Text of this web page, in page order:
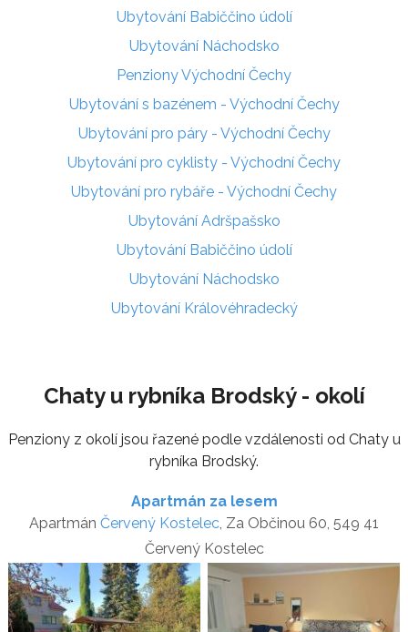
Ubytování Babiččino údolí
Ubytování Náchodsko
Penziony Východní Čechy
Ubytování s bazénem - Východní Čechy
Ubytování pro páry - Východní Čechy
Ubytování pro cyklisty - Východní Čechy
Ubytování pro rybáře - Východní Čechy
Ubytování Adršpašsko
Ubytování Babiččino údolí
Ubytování Náchodsko
Ubytování Královéhradecký
Chaty u rybníka Brodský - okolí
Penziony z okolí jsou řazené podle vzdálenosti od Chaty u
rybníka Brodský.
Apartmán za lesem
Apartmán Červený Kostelec , Za Občinou 60, 549 41
Červený Kostelec